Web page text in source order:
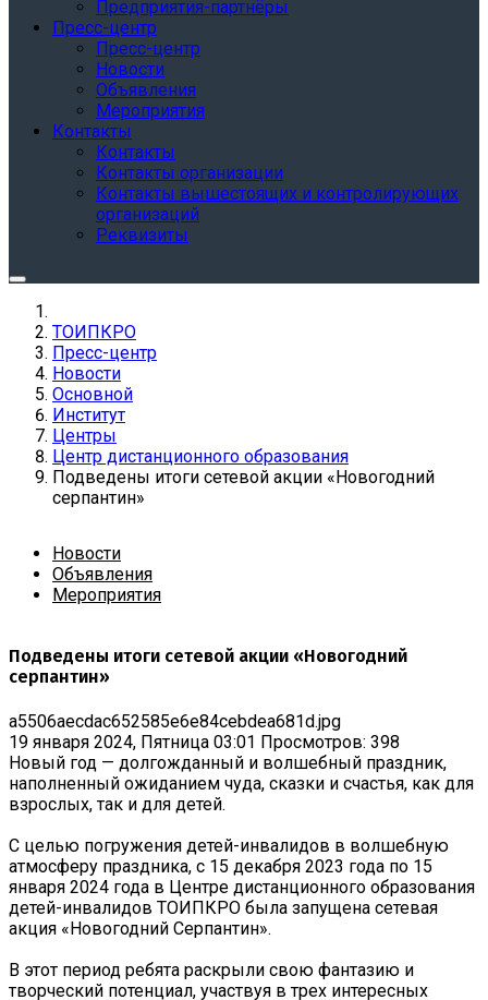
Предприятия-партнёры
Пресс-центр
Пресс-центр
Новости
Объявления
Мероприятия
Контакты
Контакты
Контакты организации
Контакты вышестоящих и контролирующих
организаций
Реквизиты
ТОИПКРО
Пресс-центр
Новости
Основной
Институт
Центры
Центр дистанционного образования
Подведены итоги сетевой акции «Новогодний
серпантин»
Новости
Объявления
Мероприятия
Подведены итоги сетевой акции «Новогодний
серпантин»
a5506aecdac652585e6e84cebdea681d.jpg
19 января 2024, Пятница 03:01 Просмотров: 398
Новый год — долгожданный и волшебный праздник,
наполненный ожиданием чуда, сказки и счастья, как для
взрослых, так и для детей.
С целью погружения детей-инвалидов в волшебную
атмосферу праздника, с 15 декабря 2023 года по 15
января 2024 года в Центре дистанционного образования
детей-инвалидов ТОИПКРО была запущена сетевая
акция «Новогодний Серпантин».
В этот период ребята раскрыли свою фантазию и
творческий потенциал, участвуя в трех интересных